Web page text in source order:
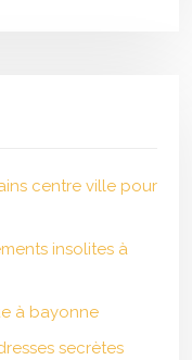
centre ville pour
insolites à
à bayonne
secrètes